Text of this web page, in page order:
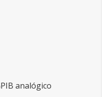
analógico